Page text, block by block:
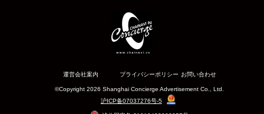
運営会社案内 プライバシーポリシー お問い合わせ
©Copyright 2026 Shanghai Concierge Advertisement Co., Ltd.
沪ICP备07037276号-5